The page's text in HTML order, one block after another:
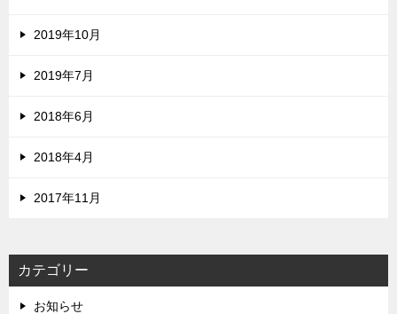
2019年10月
2019年7月
2018年6月
2018年4月
2017年11月
カテゴリー
お知らせ